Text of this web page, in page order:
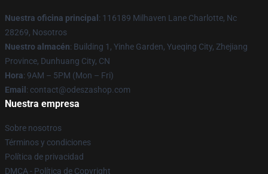
Nuestra oficina principal : 116189 Milhaven Lane Charlotte, Nc
28269, Nosotros
Nuestro almacén: Building 1, Yinhe Garden, Yueqing City, Zhejiang
Province, Dunhuang City, CN
Hora: 9AM – 5PM (Mon – Fri)
Email : contact@odeszashop.com
Nuestra empresa
Sobre nosotros
Términos y condiciones
Política de privacidad
DMCA - Política de Copyright